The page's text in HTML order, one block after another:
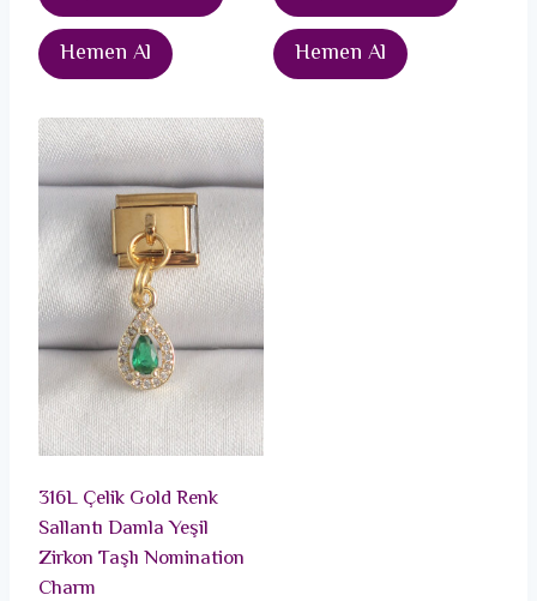
Hemen Al
Hemen Al
316L Çelik Gold Renk
Sallantı Damla Yeşil
Zirkon Taşlı Nomination
Charm